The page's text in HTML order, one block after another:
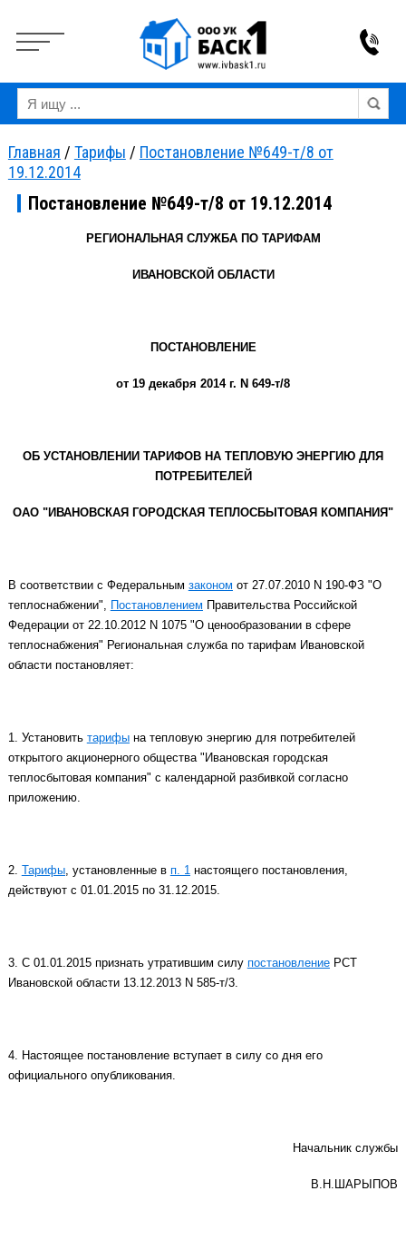
Версия для слабовидящих: Вкл Изображения: Выкл
Главная / Тарифы / Постановление №649-т/8 от
19.12.2014
Постановление №649-т/8 от 19.12.2014
РЕГИОНАЛЬНАЯ СЛУЖБА ПО ТАРИФАМ
ИВАНОВСКОЙ ОБЛАСТИ
ПОСТАНОВЛЕНИЕ
от 19 декабря 2014 г. N 649-т/8
ОБ УСТАНОВЛЕНИИ ТАРИФОВ НА ТЕПЛОВУЮ ЭНЕРГИЮ ДЛЯ
ПОТРЕБИТЕЛЕЙ
ОАО "ИВАНОВСКАЯ ГОРОДСКАЯ ТЕПЛОСБЫТОВАЯ КОМПАНИЯ"
В соответствии с Федеральным законом от 27.07.2010 N 190-ФЗ "О
теплоснабжении", Постановлением Правительства Российской
Федерации от 22.10.2012 N 1075 "О ценообразовании в сфере
теплоснабжения" Региональная служба по тарифам Ивановской
области постановляет:
1. Установить тарифына тепловую энергию для потребителей
открытого акционерного общества "Ивановская городская
теплосбытовая компания" с календарной разбивкой согласно
приложению.
2. Тарифы, установленные в п. 1настоящего постановления,
действуют с 01.01.2015 по 31.12.2015.
3. С 01.01.2015 признать утратившим силу постановлениеРСТ
Ивановской области 13.12.2013 N 585-т/3.
4. Настоящее постановление вступает в силу со дня его
официального опубликования.
Начальник службы
В.Н.ШАРЫПОВ